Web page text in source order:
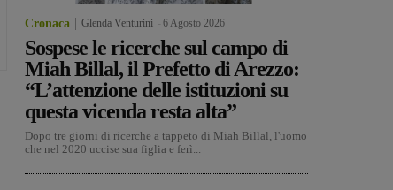
Cronaca Glenda Venturini 6 Agosto 2026
Sospese le ricerche sul campo di
Miah Billal, il Prefetto di Arezzo:
“L’attenzione delle istituzioni su
questa vicenda resta alta”
Dopo tre giorni di ricerche a tappeto di Miah Billal, l'uomo
che nel 2020 uccise sua figlia e ferì...